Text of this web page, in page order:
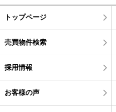
トップページ
売買物件検索
採用情報
お客様の声